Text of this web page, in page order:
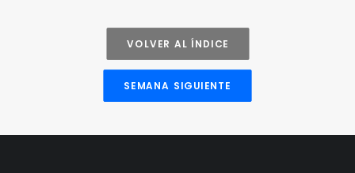
VOLVER AL ÍNDICE
SEMANA SIGUIENTE